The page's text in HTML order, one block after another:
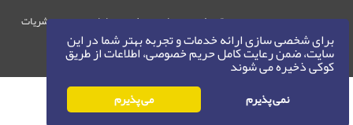
برای شخصی سازی ارائه خدمات و تجربه بهتر شما در این
سایت، ضمن رعایت کامل حریم خصوصی، اطلاعات از طریق
کوکی ذخیره می شوند
نمی پذیرم می پذیرم
حقوق این وب‌سایت متعلق به سامانه مدیریت نشریات
رایمگ است.
حق نشر ©
1405-1396